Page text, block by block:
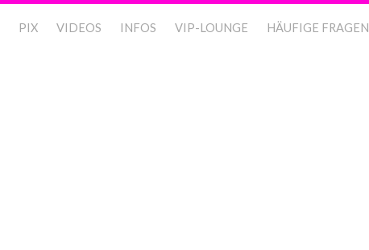
PIX VIDEOS INFOS VIP-LOUNGE HÄUFIGE FRAGEN